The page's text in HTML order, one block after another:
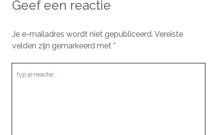
Geef een reactie
Je e-mailadres wordt niet gepubliceerd. Vereiste
velden zijn gemarkeerd met *
reactie